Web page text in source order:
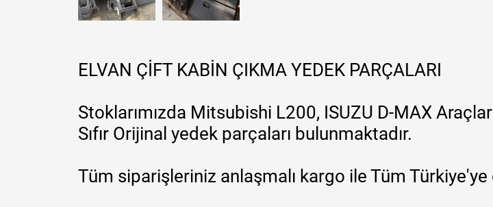
ELVAN ÇİFT KABİN ÇIKMA YEDEK PARÇALARI
Stoklarımızda Mitsubishi L200, ISUZU D-MAX
Sıfır Orijinal yedek parçaları bulunmaktadır.
Tüm siparişleriniz anlaşmalı kargo ile Tüm